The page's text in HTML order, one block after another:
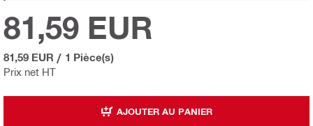
Prix net HT
81,59 EUR
81,59 EUR / 1 Pièce(s)
AJOUTER AU PANIER